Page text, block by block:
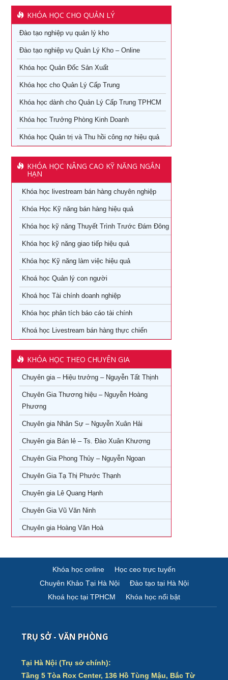
Văn hóa lấy khách hàng làm trung tâm: từ chiến lược đến
hành động
Chuyên khảo Nói chuyện làm ăn dưới góc nhìn phong
thủy
Chuyên khảo Phong thủy ứng dụng dành cho doanh nhân
Khóa học livestream bán hàng chuyên nghiệp
Cách đăng bán hàng trên Facebook hiệu quả
Khóa học Digital Marketing dành cho CMO
Khoá học Kinh Doanh online chuyên nghiệp
Khóa học Quản trị và Thu hồi công nợ hiệu quả
Khoá học Nhân tướng học nâng cao trong quản trị nhân
Khoá học Tài chính dành cho nhà quản trị không chuyên
Khoá học Xem chỉ tay biết người
Khoá học quản lý con người
Khoá học Quản Trị Trải Nghiệm Khách Hàng
Ứng dụng AI trong bán hàng – Cách mạng hoá ngành bán
Khoá học Livestream bán hàng chuyên nghiệp từ A – Z
Khóa Học KOC PRO – Kiếm tiền từ làm video review sản
phẩm
Khoá học quản lý kho tại TPHCM
Học cách kiểm soát tài chính doanh nghiệp tại tphcm
Học phong thủy ứng dụng tại TPHCM
Chiến lược nguồn nhân lực trong thời kỳ 4.0
Kỹ Năng Lãnh Đạo Cao Cấp
Làm thế nào số hóa trong doanh nghiệp
Khóa học kỹ năng làm việc hiệu quả tại TPHCM
khóa học kaizen 5s – hiểu đúng và làm đúng
Khóa học Quản trị mua hàng
Tuyển dụng, giữ và sa thải nhân viên
Khóa học dành cho Quản Lý Cấp Trung TPHCM
Khóa Học đào tạo giảng viên nội bộ tại TPHCM
Khóa Học Quản Đốc Sản Xuất Tại TPHCM
Khóa Học Phong Thủy Chuyên Sâu Tại TPHCM
Khóa học phong thủy cho doanh nhân tại TPHCM
Khóa Học Giám Đốc Toàn Diện tại TPHCM
Khóa Học CEO – Giám Đốc Điều Hành tại TPHCM
Khóa Học Giám Đốc Tài Chính tại TPHCM
Khóa học Giám Đốc Nhân Sự tại TPHCM
Khoá Học Giám Đốc Kinh Doanh tại TPHCM
Khóa học giám đốc Marketing tại TPHCM
Khóa học giám đốc sản xuất tại tpHCM
KHÓA HỌC CHO QUẢN LÝ
Đào tạo nghiệp vụ quản lý kho
Đào tạo nghiệp vụ Quản Lý Kho – Online
Khóa học Quản Đốc Sản Xuất
Khóa học cho Quản Lý Cấp Trung
Khóa học dành cho Quản Lý Cấp Trung TPHCM
Khóa học Trưởng Phòng Kinh Doanh
Khóa học Quản trị và Thu hồi công nợ hiệu quả
KHÓA HỌC NÂNG CAO KỸ NĂNG NGẮN
HẠN
Khóa học livestream bán hàng chuyên nghiệp
Khóa Học Kỹ năng bán hàng hiệu quả
Khóa học kỹ năng Thuyết Trình Trước Đám Đông
Khóa học kỹ năng giao tiếp hiệu quả
Khóa học Kỹ năng làm việc hiệu quả
Khoá học Quản lý con người
Khoá học Tài chính doanh nghiệp
Khóa học phân tích báo cáo tài chính
Khoá học Livestream bán hàng thực chiến
KHÓA HỌC THEO CHUYÊN GIA
Chuyên gia – Hiệu trưởng – Nguyễn Tất Thịnh
Chuyên Gia Thương hiệu – Nguyễn Hoàng
Phương
Chuyên gia Nhân Sự – Nguyễn Xuân Hải
Chuyên gia Bán lẻ – Ts. Đào Xuân Khương
Chuyên Gia Phong Thủy – Nguyễn Ngoan
Chuyên Gia Tạ Thị Phước Thạnh
Chuyên gia Lê Quang Hạnh
Chuyên Gia Vũ Văn Ninh
Chuyên gia Hoàng Văn Hoà
Khóa học online
Học ceo trực tuyến
Chuyên Khảo Tại Hà Nội
Đào tạo tại Hà Nội
Khoá học tại TPHCM
Khóa học nổi bật
TRỤ SỞ - VĂN PHÒNG
Tại Hà Nội (Trụ sở chính):
Tầng 5 Tòa Rox Center, 136 Hồ Tùng Mậu, Bắc Từ